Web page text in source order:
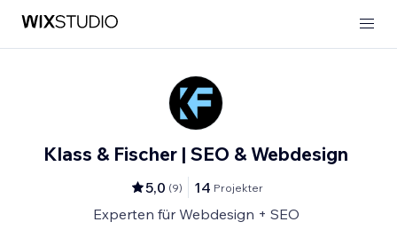
Klass & Fischer | SEO & Webdesign
5,0 (9) 14 Projekter
Experten für Webdesign + SEO